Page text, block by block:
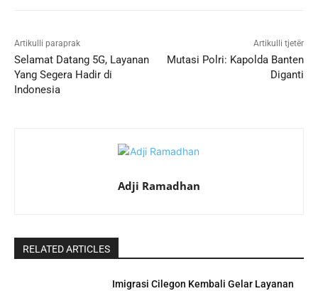
Artikulli paraprak
Selamat Datang 5G, Layanan
Yang Segera Hadir di
Indonesia
Artikulli tjetër
Mutasi Polri: Kapolda Banten
Diganti
Adji Ramadhan
RELATED ARTICLES
Imigrasi Cilegon Kembali Gelar Layanan